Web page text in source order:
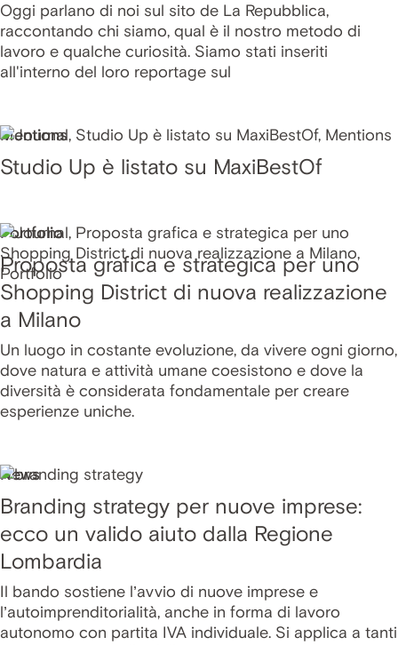
Oggi parlano di noi sul sito de La Repubblica,
raccontando chi siamo, qual è il nostro metodo di
lavoro e qualche curiosità. Siamo stati inseriti
all'interno del loro reportage sul
Mentions
Studio Up è listato su MaxiBestOf
Portfolio
Proposta grafica e strategica per uno
Shopping District di nuova realizzazione
a Milano
Un luogo in costante evoluzione, da vivere ogni giorno,
dove natura e attività umane coesistono e dove la
diversità è considerata fondamentale per creare
esperienze uniche.
News
Branding strategy per nuove imprese:
ecco un valido aiuto dalla Regione
Lombardia
Il bando sostiene l’avvio di nuove imprese e
l’autoimprenditorialità, anche in forma di lavoro
autonomo con partita IVA individuale. Si applica a tanti